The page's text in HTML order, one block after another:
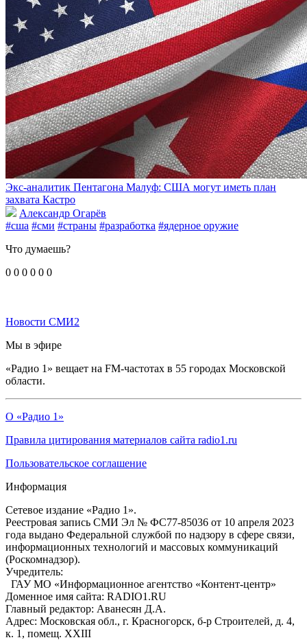
Экс-аналитик Пентагона Малуф: США могут иметь план
захвата Кастро
Александр Огарёв
#сша #сми #страны #разработка #ядерное оружие
Что думаешь?
0 0 0 0 0 0
Новости СМИ2
Мы в эфире
«Радио 1» вещает на FM-частотах в 55 городах Московской
области.
О «Радио 1»
Правила цитирования материалов сайта radio1.ru
Пользовательское соглашение
Информация
Сетевое издание «Радио 1».
Реестровая запись СМИ Эл № ФС77-85036 от 10 апреля 2023
года выдано Федеральной службой по надзору в сфере связи,
информационных технологий и массовых коммуникаций
(Роскомнадзор).
Учредитель:
ГАУ МО «Информационное агентство «Контент-центр»
Доменное имя сайта: RADIO1.RU
Главный редактор: Аванесян Д.А.
Адрес: Московская обл., г. Красногорск, б-р Строителей, д. 4,
к. 1, помещ. XXIII